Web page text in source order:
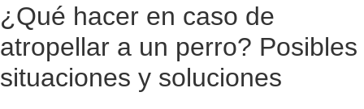
¿Qué hacer en caso de
atropellar a un perro? Posibles
situaciones y soluciones